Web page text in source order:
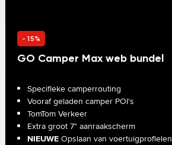
- 15%
GO Camper Max web bundel
Specifieke camperrouting
Vooraf geladen camper POI's
TomTom Verkeer
Extra groot 7" aanraakscherm
NIEUWE Opslaan van voertuigprofielen